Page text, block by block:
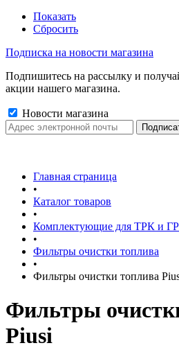
Показать
Сбросить
Подписка на новости магазина
Подпишитесь на рассылку и
акции нашего магазина.
Новости магазина
Главная страница
•
Каталог товаров
•
Комплектующие для ТРК и
•
Фильтры очистки топлива
•
Фильтры очистки топлива
Фильтры
Piusi